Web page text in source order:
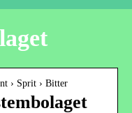
› Sprit › Bitter